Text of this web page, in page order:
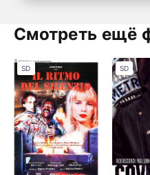
Смотреть ещё
SD SD